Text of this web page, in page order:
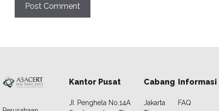
Kantor Pusat
JI. Penghela No.14A
Cabang
Jakarta
Informasi
FAQ